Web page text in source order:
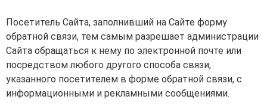
Посетитель Сайта, заполнивший на Сайте форму
обратной связи, тем самым разрешает администрации
Сайта обращаться к нему по электронной почте или
посредством любого другого способа связи,
указанного посетителем в форме обратной связи, с
информационными и рекламными сообщениями.